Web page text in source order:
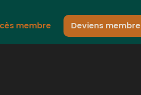
membre Deviens membre